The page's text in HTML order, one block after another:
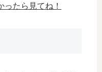
ったら見てね！